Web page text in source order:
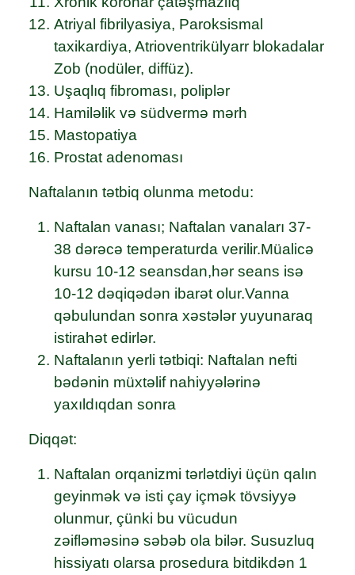
Atriyal fibrilyasiya, Paroksismal
taxikardiya, Atrioventrikülyarr blokadalar
Zob (nodüler, diffüz).
Uşaqlıq fibroması, poliplər
Hamiləlik və südvermə mərh
Mastopatiya
Prostat adenoması
Naftalanın tətbiq olunma metodu:
Naftalan vanası; Naftalan vanaları 37-
38 dərəcə temperaturda verilir.Müalicə
kursu 10-12 seansdan,hər seans isə
10-12 dəqiqədən ibarət olur.Vanna
qəbulundan sonra xəstələr yuyunaraq
istirahət edirlər.
Naftalanın yerli tətbiqi: Naftalan nefti
bədənin müxtəlif nahiyyələrinə
yaxıldıqdan sonra
Diqqət:
Naftalan orqanizmi tərlətdiyi üçün qalın
geyinmək və isti çay içmək tövsiyyə
olunmur, çünki bu vücudun
zəifləməsinə səbəb ola bilər. Susuzluq
hissiyatı olarsa prosedura bitdikdən 1